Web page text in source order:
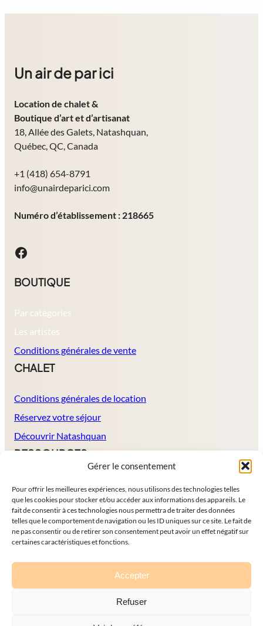
Gérer le consentement
Pour offrir les meilleures expériences, nous utilisons des technologies telles
que les cookies pour stocker et/ou accéder aux informations des appareils. Le
fait de consentir à ces technologies nous permettra de traiter des données
telles que le comportement de navigation ou les ID uniques sur ce site. Le fait de
ne pas consentir ou de retirer son consentement peut avoir un effet négatif sur
certaines caractéristiques et fonctions.
Accepter
Refuser
Un air de par ici
Location de chalet&
Boutique d’art et d’artisanat
18, Allée des Galets, Natashquan,
Québec, QC, Canada
+1 (418) 654-8791
info@unairdeparici.com
Numéro d’établissement : 218665
Facebook
BOUTIQUE
Par catégories
Les artistes
Conditions générales de vente
CHALET
Conditions générales de location
Réservez votre séjour
Découvrir Natashquan
RESSOURCES
À propos
Politique de protection de données
Mentions légales
Contact